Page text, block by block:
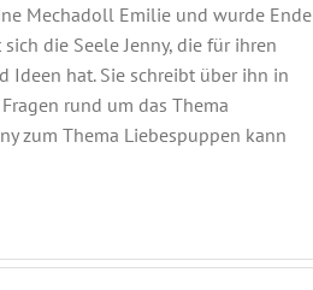
Mechadoll Emilie und wurde Ende
die Seele Jenny, die für ihren
Ideen hat. Sie schreibt über ihn in
rund um das Thema
zum Thema Liebespuppen kann